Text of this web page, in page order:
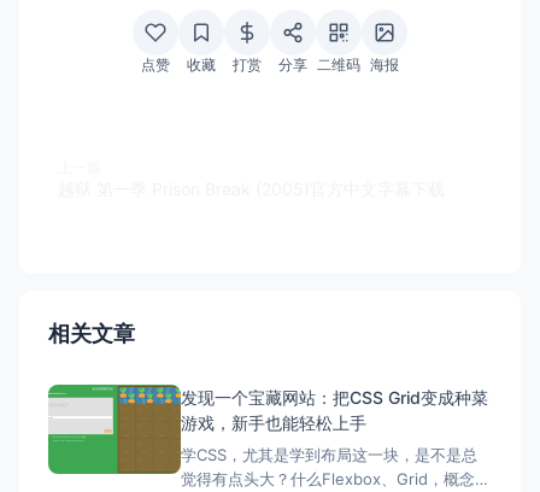
点赞 收藏 打赏 分享 二维码 海报
相关文章
发现一个宝藏网站：把CSS Grid变成种菜
游戏，新手也能轻松上手
学CSS，尤其是学到布局这一块，是不是总
觉得有点头大？什么Flexbox、Grid，概念一